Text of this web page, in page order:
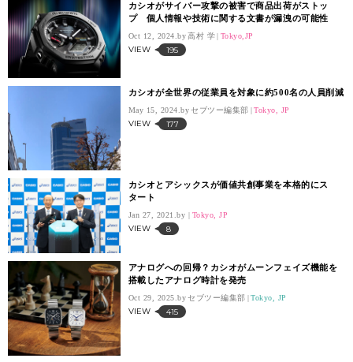
カシオがサイバー攻撃の被害で商品出荷がストッ
プ 個人情報や技術に関する文書が漏洩の可能性
Oct 12, 2024. 高村 学 Tokyo,JP
VIEW 195
カシオが全世界の従業員を対象に約500名の人員削減
May 15, 2024. セブツー編集部 Tokyo, JP
VIEW 177
カシオとアシックスが価値共創事業を本格的にス
タート
Jan 27, 2021. Tokyo, JP
VIEW 8
アナログへの回帰？カシオがムーンフェイズ機能を
搭載したアナログ時計を発売
Oct 29, 2025. セブツー編集部 Tokyo, JP
VIEW 415